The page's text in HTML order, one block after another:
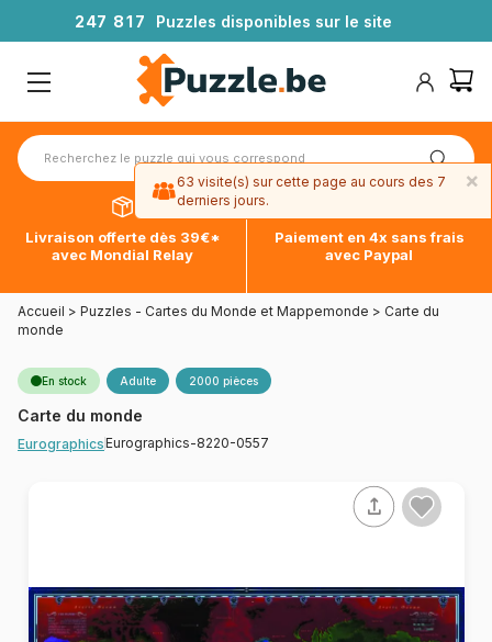
247 81 7 Puzzles disponibles sur le site
Livraison offerte dès 39€*
avec Mondial Relay
Paiement en 4x sans frais
avec Paypal
Accueil > Puzzles - Cartes du Monde et Mappemonde > Carte du
monde
En stock Adulte 2000 pièces
Carte du monde
EurographicsEurographics-8220-0557
×
63 visite(s) sur cette page au cours des 7
derniers jours.